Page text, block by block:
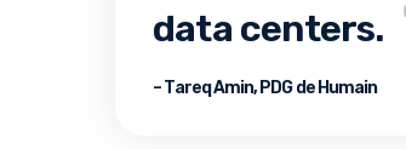
data centers.
– Tareq Amin, PDG de Humain